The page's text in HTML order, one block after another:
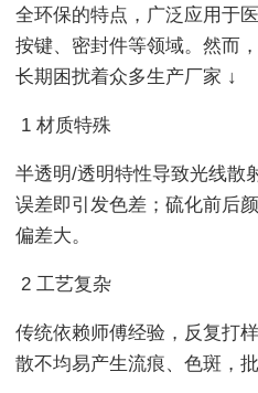
全环保的特点，广泛应用于
按键、密封件等领域。然而
长期困扰着众多生产厂家 ↓
1 材质特殊
半透明/透明特性导致光线散
误差即引发色差；硫化前后
偏差大。
2 工艺复杂
传统依赖师傅经验，反复打
散不均易产生流痕、色斑，批